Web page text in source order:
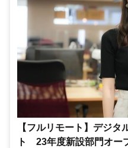
【フルリモート】デジ
ト 23年度新設部門オー